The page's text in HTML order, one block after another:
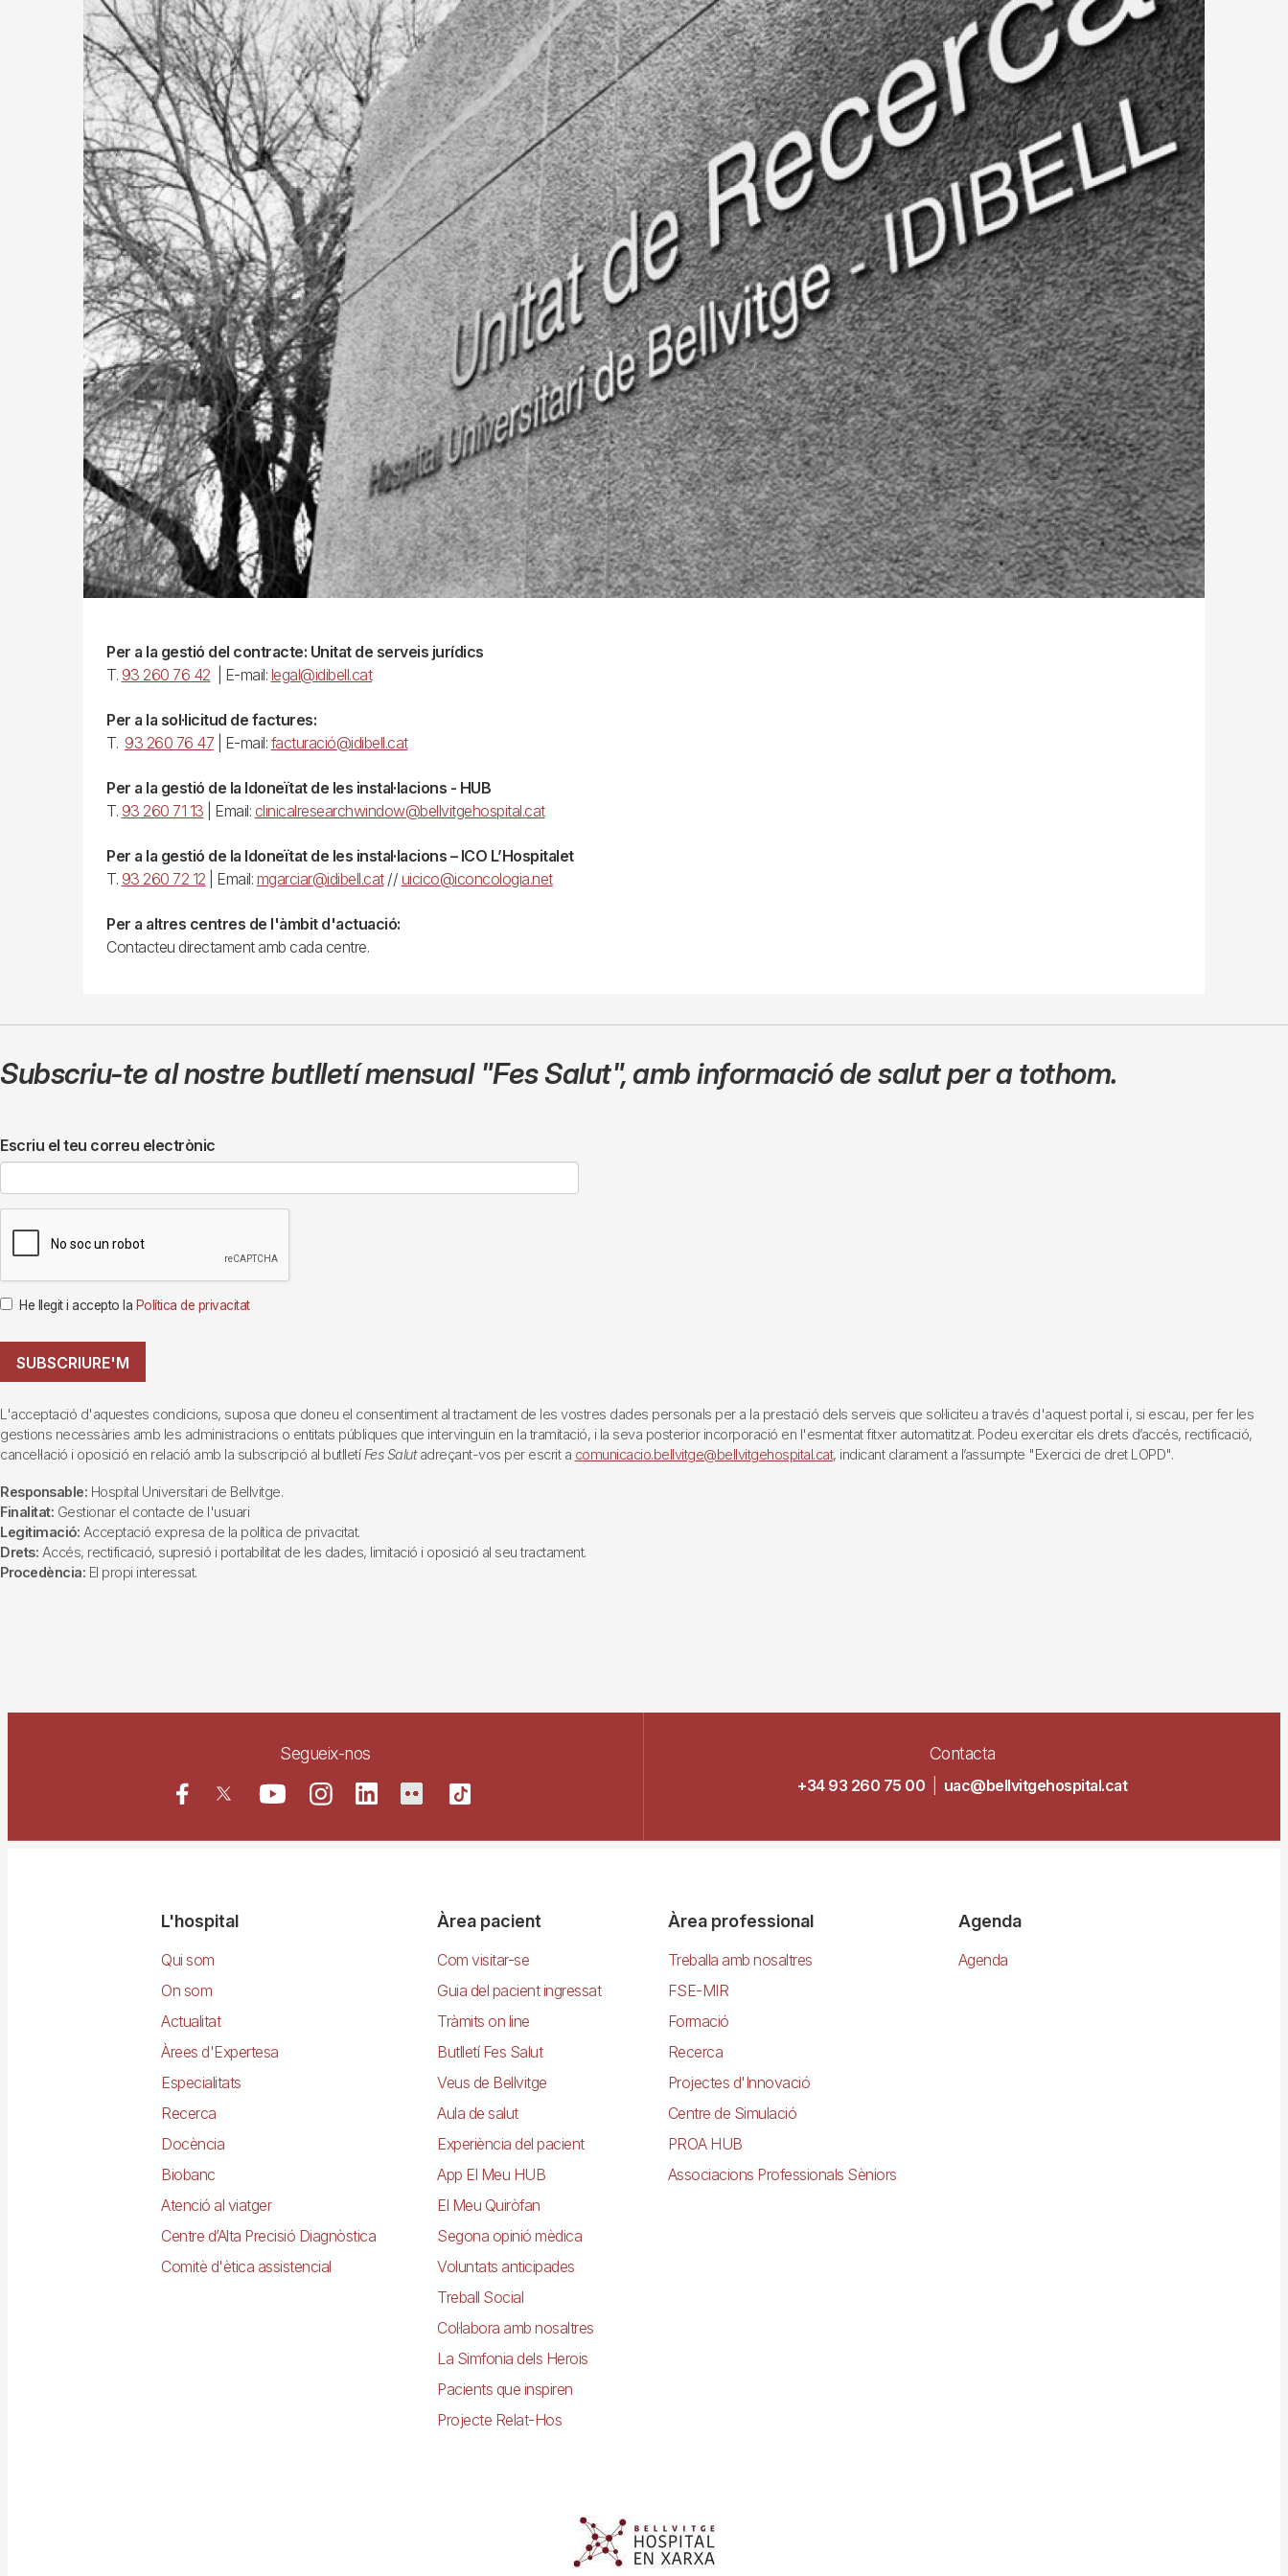
Per a la gestió del contracte: Unitat de serveis jurídics
T. 93 260 76 42 | E-mail: legal@idibell.cat
Per a la sol·licitud de factures:
T. 93 260 76 47 | E-mail: facturació@idibell.cat
Per a la gestió de la Idoneïtat de les instal·lacions - HUB
T. 93 260 71 13 | Email: clinicalresearchwindow@bellvitgehospital.cat
Per a la gestió de la Idoneïtat de les instal·lacions – ICO L’Hospitalet
T. 93 260 72 12 | Email: mgarciar@idibell.cat// uicico@iconcologia.net
Per a altres centres de l'àmbit d'actuació:
Contacteu directament amb cada centre.
Subscriu-te al nostre butlletí mensual "Fes Salut",amb informació de salut per a tothom.
Escriu el teu correu electrònic
He llegit i accepto la Política de privacitat
SUBSCRIURE'M
L'acceptació d'aquestes condicions, suposa que doneu el consentiment al tractament de les vostres dades personals per a la prestació dels serveis que sol·liciteu a través d'aquest portal i, si escau, per fer les
gestions necessàries amb les administracions o entitats públiques que intervinguin en la tramitació, i la seva posterior incorporació en l'esmentat fitxer automatitzat. Podeu exercitar els drets d’accés, rectificació,
cancel·lació i oposició en relació amb la subscripció al butlletí Fes Salutadreçant-vos per escrit a comunicacio.bellvitge@bellvitgehospital.cat, indicant clarament a l’assumpte "Exercici de dret LOPD".
Responsable: Hospital Universitari de Bellvitge.
Finalitat: Gestionar el contacte de l'usuari
Legitimació: Acceptació expresa de la política de privacitat.
Drets: Accés, rectificació, supresió i portabilitat de les dades, limitació i oposició al seu tractament.
Procedència: El propi interessat.
Segueix-nos Contacta
+34 93 260 75 00 uac@bellvitgehospital.cat
NavegacióL'hospital
Qui som
On som
Actualitat
Àrees d'Expertesa
Especialitats
Recerca
Docència
Biobanc
Atenció al viatger
Centre d’Alta Precisió Diagnòstica
Comitè d'ètica assistencial
Àrea pacient
Com visitar-se
Guia del pacient ingressat
Tràmits on line
Butlletí Fes Salut
Veus de Bellvitge
Aula de salut
Experiència del pacient
App El Meu HUB
El Meu Quiròfan
Segona opinió mèdica
Voluntats anticipades
Treball Social
Col·labora amb nosaltres
La Simfonia dels Herois
Pacients que inspiren
Projecte Relat-Hos
Àrea professional
Treballa amb nosaltres
FSE-MIR
Formació
Recerca
Projectes d'Innovació
Centre de Simulació
PROA HUB
Associacions Professionals Sèniors
Agenda
Agenda